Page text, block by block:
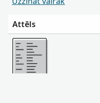
Attēls
Vairāk